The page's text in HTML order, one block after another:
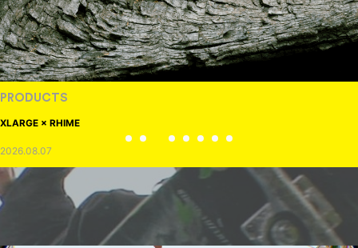
PRODUCTS
XLARGE × RHIME
2026.08.07